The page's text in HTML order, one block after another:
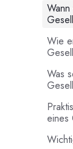
Wie
Was
eines